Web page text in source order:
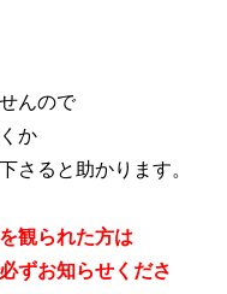
んので
か
さると助かります。
観られた方は
ずお知らせくださ